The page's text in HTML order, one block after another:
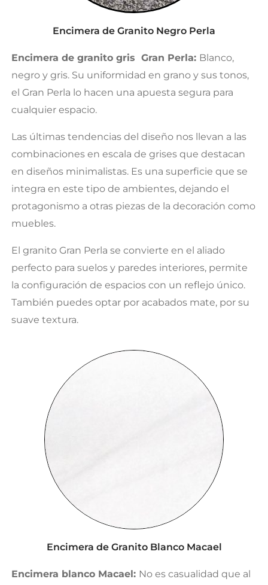
Encimera de Granito Negro Perla
Encimera de granito gris Gran Perla: Blanco,
negro y gris. Su uniformidad en grano y sus tonos,
el Gran Perla lo hacen una apuesta segura para
cualquier espacio.
Las últimas tendencias del diseño nos llevan a las
combinaciones en escala de grises que destacan
en diseños minimalistas. Es una superficie que se
integra en este tipo de ambientes, dejando el
protagonismo a otras piezas de la decoración como
muebles.
El granito Gran Perla se convierte en el aliado
perfecto para suelos y paredes interiores, permite
la configuración de espacios con un reflejo único.
También puedes optar por acabados mate, por su
suave textura.
Encimera de Granito Blanco Macael
Encimera blanco Macael: No es casualidad que al